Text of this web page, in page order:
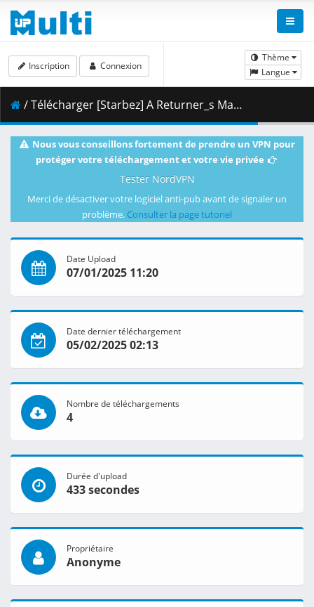
Thème
Langue
Inscription Connexion
/ Télécharger [Starbez] A Returner_s Magic Should Be Special - S01E07 [BD 1080p x265 10bit FLAC-AAC][F1A52AE0].mkv.003 ( 486.85 MB )
Nous vous conseillons fortement de prendre un VPN pour
protéger votre téléchargement et votre vie privée
Tester NordVPN
Merci de désactiver votre logiciel anti-pub avant de signaler un
problème. Consulter la page tutoriel
Date Upload
07/01/2025 11:20
Date dernier téléchargement
05/02/2025 02:13
Nombre de téléchargements
4
Durée d'upload
433 secondes
Propriétaire
Anonyme